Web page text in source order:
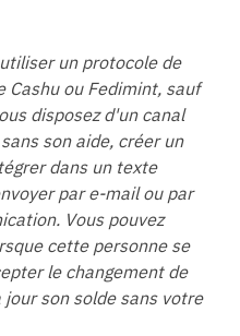
un protocole de
ou Fedimint, sauf
disposez d'un canal
son aide, créer un
dans un texte
par e-mail ou par
Vous pouvez
cette personne se
le changement de
son solde sans votre